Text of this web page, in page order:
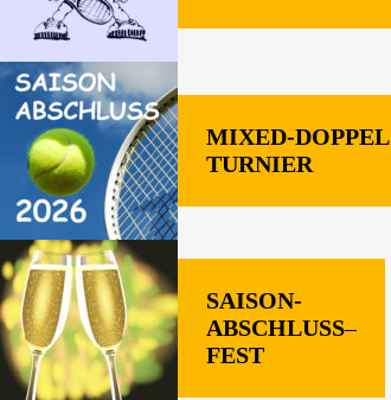
MIXED-DOPPEL
TURNIER
SAISON-
ABSCHLUSS–
FEST